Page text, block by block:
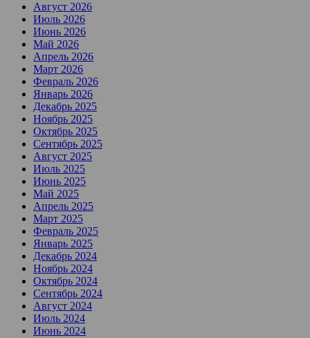
Август 2026
Июль 2026
Июнь 2026
Май 2026
Апрель 2026
Март 2026
Февраль 2026
Январь 2026
Декабрь 2025
Ноябрь 2025
Октябрь 2025
Сентябрь 2025
Август 2025
Июль 2025
Июнь 2025
Май 2025
Апрель 2025
Март 2025
Февраль 2025
Январь 2025
Декабрь 2024
Ноябрь 2024
Октябрь 2024
Сентябрь 2024
Август 2024
Июль 2024
Июнь 2024